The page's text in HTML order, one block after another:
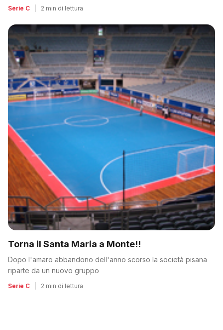
Serie C 2 min di lettura
Torna il Santa Maria a Monte!!
Dopo l'amaro abbandono dell'anno scorso la società pisana
riparte da un nuovo gruppo
Serie C 2 min di lettura